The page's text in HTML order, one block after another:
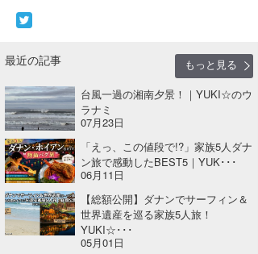
最近の記事
もっと見る
台風一過の湘南夕景！｜YUKI☆のウ
ラナミ
07月23日
「えっ、この値段で!?」家族5人ダナ
ン旅で感動したBEST5｜YUK･･･
06月11日
【総額公開】ダナンでサーフィン＆
世界遺産を巡る家族5人旅！
YUKI☆･･･
05月01日